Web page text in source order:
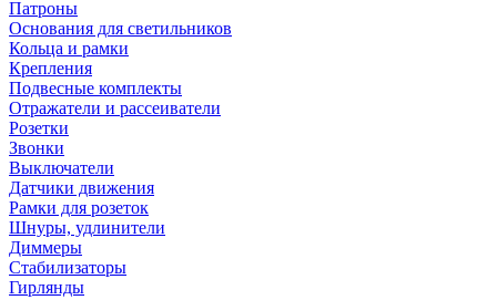
Патроны
Основания для светильников
Кольца и рамки
Крепления
Подвесные комплекты
Отражатели и рассеиватели
Розетки
Звонки
Выключатели
Датчики движения
Рамки для розеток
Шнуры, удлинители
Диммеры
Стабилизаторы
Гирлянды